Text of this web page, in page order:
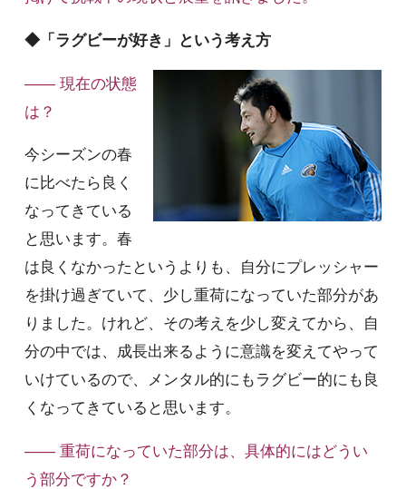
◆「ラグビーが好き」という考え方
—— 現在の状態
は？
今シーズンの春
に比べたら良く
なってきている
と思います。春
は良くなかったというよりも、自分にプレッシャー
を掛け過ぎていて、少し重荷になっていた部分があ
りました。けれど、その考えを少し変えてから、自
分の中では、成長出来るように意識を変えてやって
いけているので、メンタル的にもラグビー的にも良
くなってきていると思います。
—— 重荷になっていた部分は、具体的にはどうい
う部分ですか？